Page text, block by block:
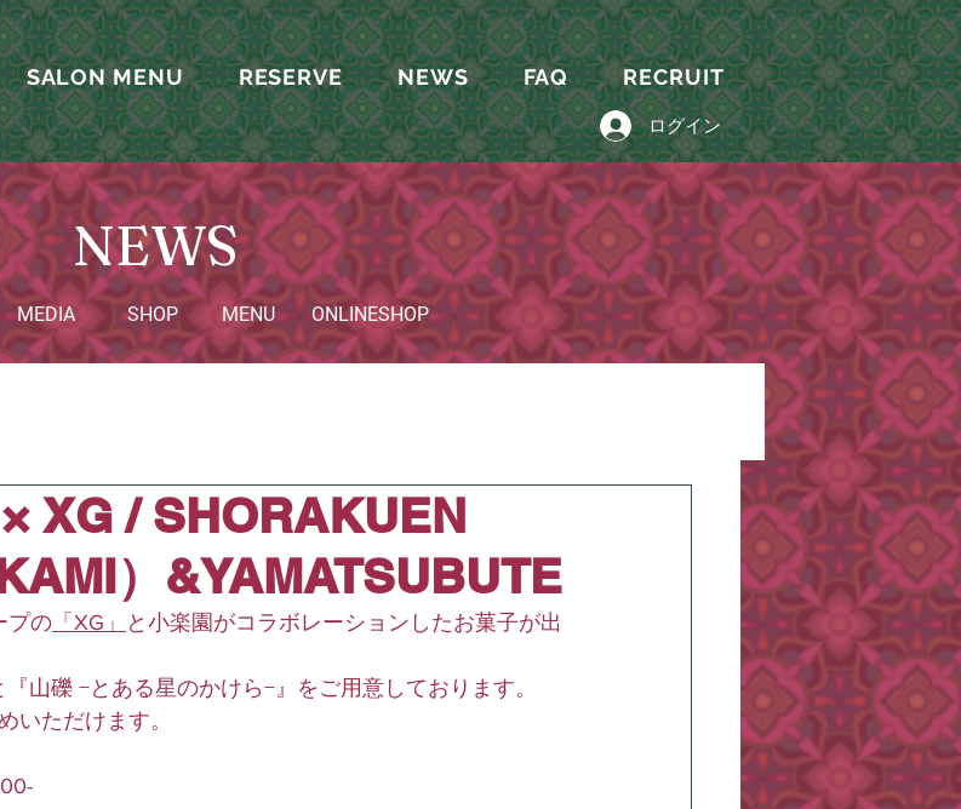
SALON MENU RESERVE NEWS FAQ RECRUIT
ログイン
NEWS
MEDIA SHOP MENU ​ONLINESHOP
XG / SHORAKUEN
）&YAMATSUBUTE
プの 「XG」
と小楽園がコラボレーションしたお菓子が出
山礫 −とある星のかけら−』をご用意しております。
いただけます。